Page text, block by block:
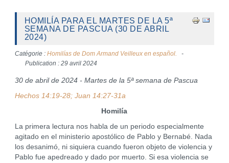
HOMILÍA PARA EL MARTES DE LA 5ª
SEMANA DE PASCUA (30 DE ABRIL
2024)
Catégorie : Homilías de Dom Armand Veilleux en español.
Publication : 29 avril 2024
30 de abril de 2024 - Martes de la 5ª semana de Pascua
Hechos 14:19-28; Juan 14:27-31a
Homilía
La primera lectura nos habla de un periodo especialmente
agitado en el ministerio apostólico de Pablo y Bernabé. Nada
los desanimó, ni siquiera cuando fueron objeto de violencia y
Pablo fue apedreado y dado por muerto. Si esa violencia se